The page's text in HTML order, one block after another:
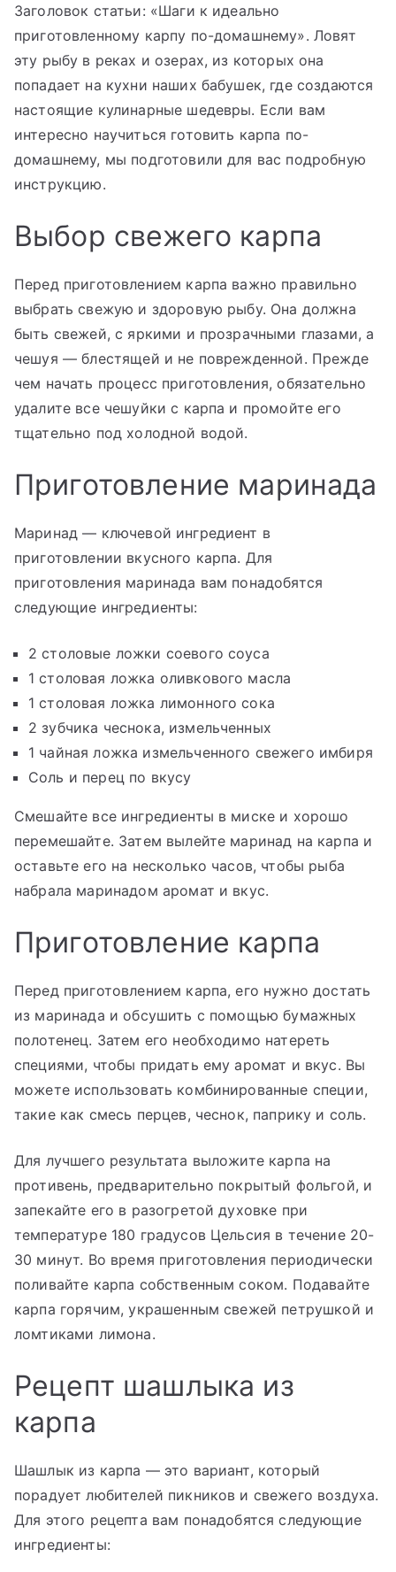
Заголовок статьи: «Шаги к идеально
приготовленному карпу по-домашнему». Ловят
эту рыбу в реках и озерах, из которых она
попадает на кухни наших бабушек, где создаются
настоящие кулинарные шедевры. Если вам
интересно научиться готовить карпа по-
домашнему, мы подготовили для вас подробную
инструкцию.
Выбор свежего карпа
Перед приготовлением карпа важно правильно
выбрать свежую и здоровую рыбу. Она должна
быть свежей, с яркими и прозрачными глазами, а
чешуя — блестящей и не поврежденной. Прежде
чем начать процесс приготовления, обязательно
удалите все чешуйки с карпа и промойте его
тщательно под холодной водой.
Приготовление маринада
Маринад — ключевой ингредиент в
приготовлении вкусного карпа. Для
приготовления маринада вам понадобятся
следующие ингредиенты:
2 столовые ложки соевого соуса
1 столовая ложка оливкового масла
1 столовая ложка лимонного сока
2 зубчика чеснока, измельченных
1 чайная ложка измельченного свежего имбиря
Соль и перец по вкусу
Смешайте все ингредиенты в миске и хорошо
перемешайте. Затем вылейте маринад на карпа и
оставьте его на несколько часов, чтобы рыба
набрала маринадом аромат и вкус.
Приготовление карпа
Перед приготовлением карпа, его нужно достать
из маринада и обсушить с помощью бумажных
полотенец. Затем его необходимо натереть
специями, чтобы придать ему аромат и вкус. Вы
можете использовать комбинированные специи,
такие как смесь перцев, чеснок, паприку и соль.
Для лучшего результата выложите карпа на
противень, предварительно покрытый фольгой, и
запекайте его в разогретой духовке при
температуре 180 градусов Цельсия в течение 20-
30 минут. Во время приготовления периодически
поливайте карпа собственным соком. Подавайте
карпа горячим, украшенным свежей петрушкой и
ломтиками лимона.
Рецепт шашлыка из
карпа
Шашлык из карпа — это вариант, который
порадует любителей пикников и свежего воздуха.
Для этого рецепта вам понадобятся следующие
ингредиенты: